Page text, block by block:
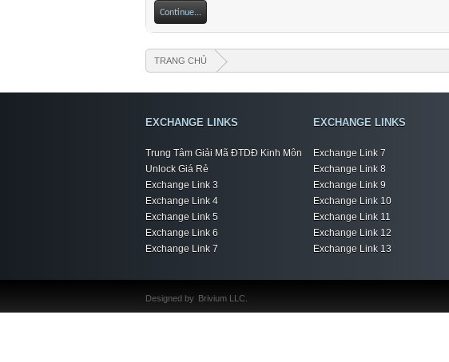
Continue...
TRANG CHỦ
EXCHANGE LINKS
Trung Tâm Giải Mã ĐTDĐ Kinh Môn
Unlock Giá Rẻ
Exchange Link 3
Exchange Link 4
Exchange Link 5
Exchange Link 6
Exchange Link 7
EXCHANGE LINKS
Exchange Link 7
Exchange Link 8
Exchange Link 9
Exchange Link 10
Exchange Link 11
Exchange Link 12
Exchange Link 13
Designed by Brivium LLC.